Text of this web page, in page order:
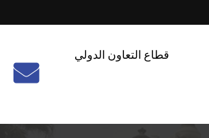
قطاع التعاون الدولي